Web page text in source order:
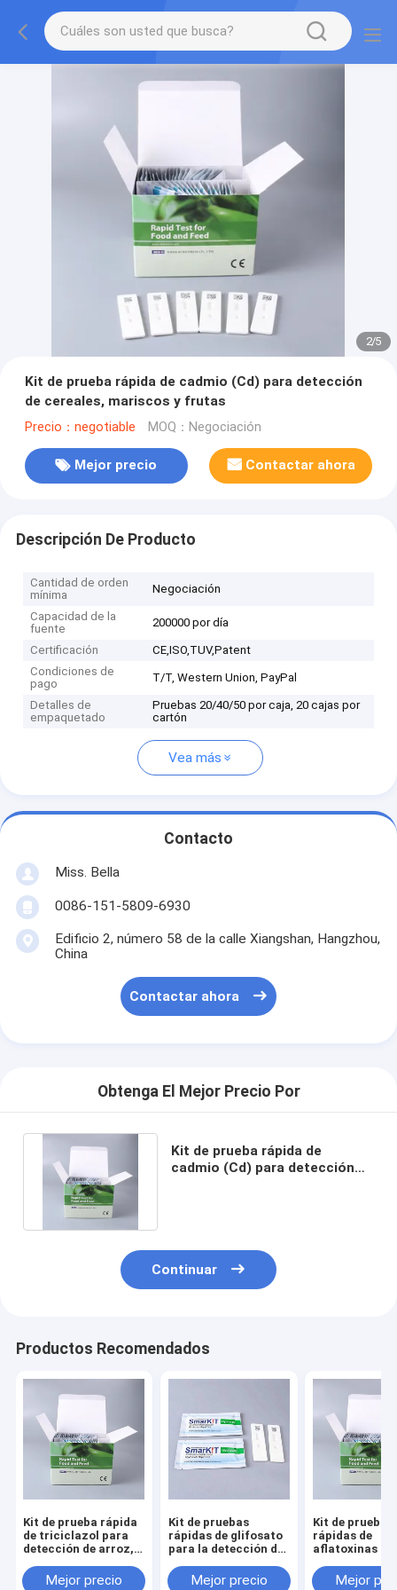
2/5
Kit de prueba rápida de cadmio (Cd) para detección
de cereales, mariscos y frutas
Precio：negotiable MOQ：Negociación
Mejor precio Contactar ahora
Descripción De Producto
Cantidad de orden
mínima
Negociación
Capacidad de la
fuente
200000 por día
Certificación
CE,ISO,TUV,Patent
Condiciones de
pago
T/T, Western Union, PayPal
Detalles de
empaquetado
Pruebas 20/40/50 por caja, 20 cajas por
cartón
Vea más
Contacto
Miss. Bella
0086-151-5809-6930
Edificio 2, número 58 de la calle Xiangshan, Hangzhou,
China
Contactar ahora
Obtenga El Mejor Precio Por
Kit de prueba rápida de
cadmio (Cd) para detección
Continuar
Productos Recomendados
Kit de prueba rápida
de triciclazol para
detección de arroz,
cerealesMejor precio
Kit de pruebas
rápidas de glifosato
para la detección de
maíz, soja y granos
Mejor precio
Kit de pruebas
rápidas de
aflatoxinas
AFG2) para la
Mejor